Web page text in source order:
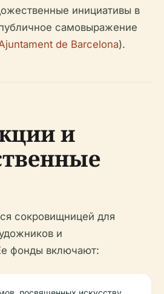
инициативы в
самовыражение
de Barcelona).
и
сокровищницей для
и
фонды включают: